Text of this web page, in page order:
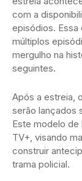
com a
episódios. Essa
múltiplos
mergulho na
seguintes.
Após a estreia,
serão lançados
Este modelo de
TV+, visando
construir
trama policial.